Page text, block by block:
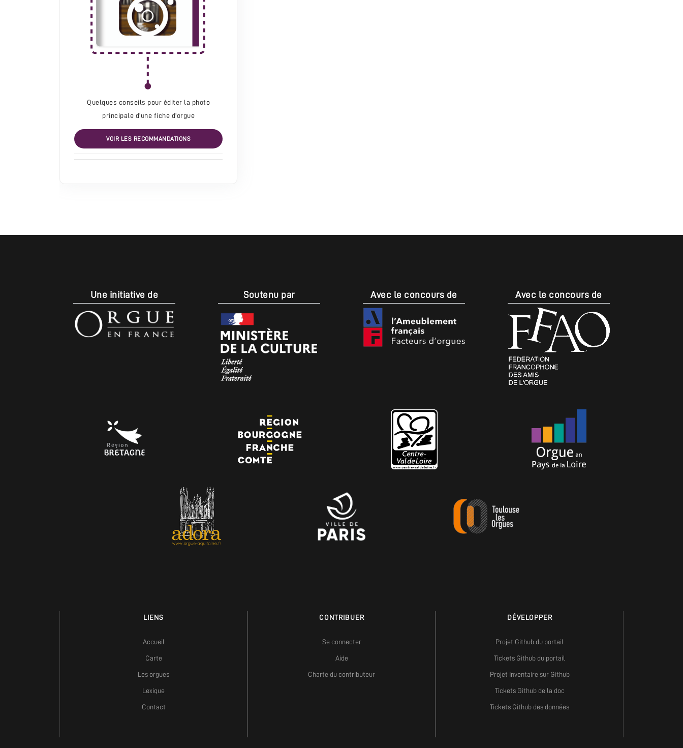
Quelques conseils pour éditer la photo
principale d'une fiche d'orgue
VOIR LES RECOMMANDATIONS
Une initiative de Soutenu par Avec le concours de Avec le concours de
LIENS
Accueil
Carte
Les orgues
Lexique
Contact
CONTRIBUER
Se connecter
Aide
Charte du contributeur
DÉVELOPPER
Projet Github du portail
Tickets Github du portail
Projet Inventaire sur Github
Tickets Github de la doc
Tickets Github des données